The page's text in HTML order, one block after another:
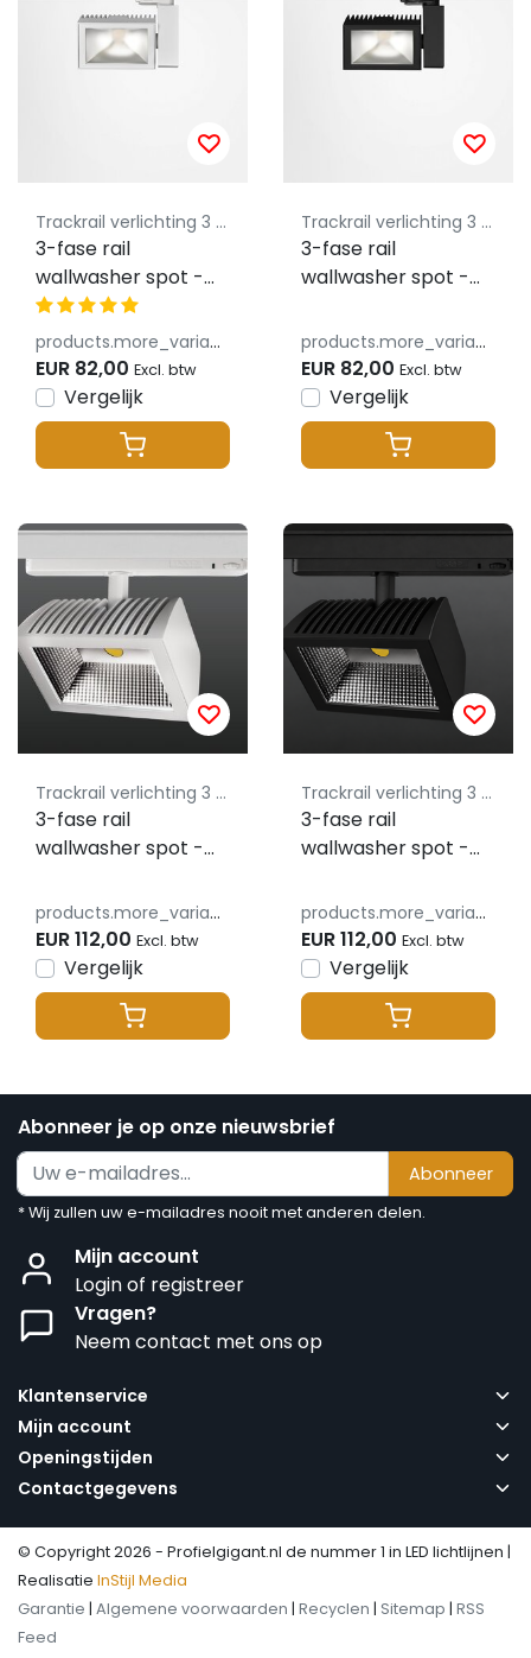
Trackrail verlichting 3 fase lusus - budget vriendelijke railverlichting
3-fase rail
wallwasher spot -
WIT - 32W 70° -
VELA WALLWASHERproducts.more_variants_available
EUR 82,00 Excl. btw
Vergelijk
Trackrail verlichting 3 fase lusus - budget vriendelijke railverlichting
3-fase rail
wallwasher spot -
VELA WALLWASHERproducts.more_variants_available
EUR 82,00 Excl. btw
Vergelijk
Trackrail verlichting 3 fase lusus - budget vriendelijke railverlichting
3-fase rail
wallwasher spot -
OLLIE WALLWASHERproducts.more_variants_available
EUR 112,00 Excl. btw
Vergelijk
Trackrail verlichting 3 fase lusus - budget vriendelijke railverlichting
3-fase rail
wallwasher spot -
OLLIE WALLWASHERproducts.more_variants_available
EUR 112,00 Excl. btw
Vergelijk
Abonneer je op onze nieuwsbrief
Abonneer
* Wij zullen uw e-mailadres nooit met anderen delen.
Mijn account
Login of registreer
Vragen?
Neem contact met ons op
Klantenservice
Mijn account
Openingstijden
Contactgegevens
© Copyright 2026 - Profielgigant.nl de nummer 1 in LED lichtlijnen |
Realisatie InStijl Media
Garantie | Algemene voorwaarden | Recyclen | Sitemap | RSS
Feed